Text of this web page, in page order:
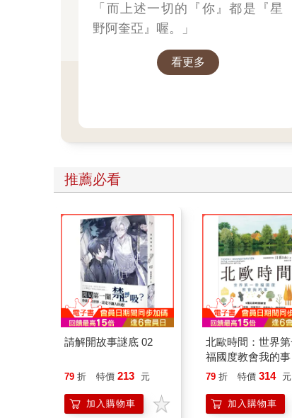
「而上述一切的『你』都是『星
野阿奎亞』喔。」
看更多
推薦必看
請解開故事謎底 02
79 折 特價 213 元
加入購物車
北歐時間：世界
福國度教會我的事
79 折 特價 314 元
加入購物車